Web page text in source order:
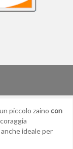
piccolo zainocon
anche ideale per